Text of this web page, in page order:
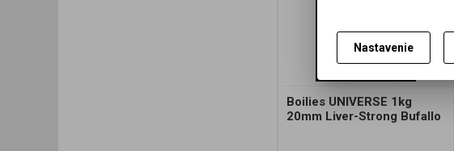
Boilies UNIVERSE 1kg
20mm Liver-Strong Bufallo
Nastavenie